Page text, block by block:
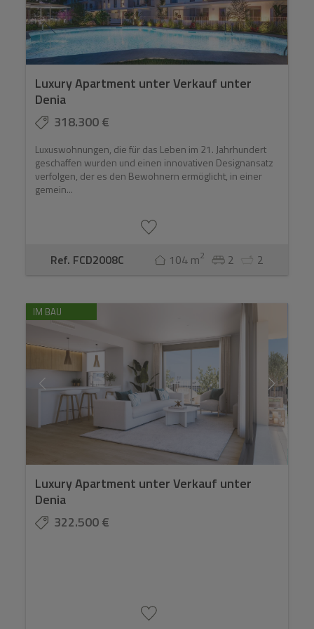
Lebensstil zu investieren, wir bieten personalisierte
Dienstleistungen, um Käufern zu helfen, ihr ideales
Zuhause zu finden, das ihren Wünschen und
Lebensstilentscheidungen entspricht. Unser
Expertenteam ist bestrebt, eine nahtlose Navigation in
der Immobilienlandschaft von Denia zu gewährleisten.
Cristian Alexander: Das Real Estate Lifestyle Team, wir
in einer neuen Ära der Luxus- und Lifestyle-Immobilien"
Luxury Apartment unter Verkauf unter
Denia
318.300 €
Luxuswohnungen, die für das Leben im 21. Jahrhundert
geschaffen wurden und einen innovativen Designansatz
verfolgen, der es den Bewohnern ermöglicht, in einer
gemein...
Ref. FCD2008C 104 m2 2 2
IM BAU
Luxury Apartment unter Verkauf unter
Denia
322.500 €